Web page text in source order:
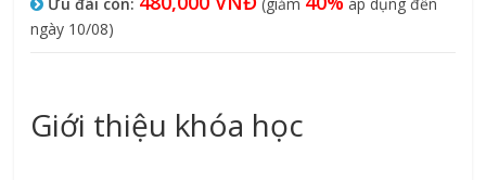
ngày 10/08)
Giới thiệu khóa học